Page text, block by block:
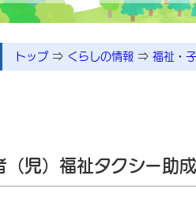
トップ ⇒ くらしの情報 ⇒ 福祉・
（児）福祉タクシー助